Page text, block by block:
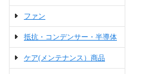
ファン
抵抗・コンデンサー・半導体
ケア(メンテナンス）商品